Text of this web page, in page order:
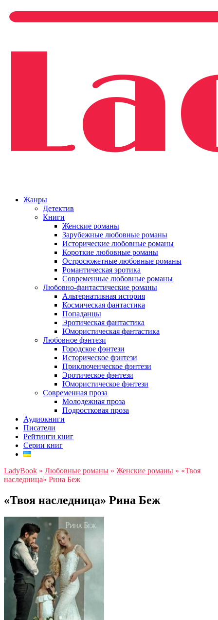
Жанры
Детектив
Книги
Женские романы
Зарубежные любовные романы
Исторические любовные романы
Короткие любовные романы
Остросюжетные любовные романы
Романтическая эротика
Современные любовные романы
Любовно-фантастические романы
Альтернативная история
Космическая фантастика
Попаданцы
Эротическая фантастика
Юмористическая фантастика
Любовное фэнтези
Городское фэнтези
Историческое фэнтези
Приключенческое фэнтези
Эротическое фэнтези
Юмористическое фэнтези
Современная проза
Молодежная проза
Подростковая проза
Аудиокниги
Писатели
Рейтинги книг
Серии книг
LadyBook » Любовные романы » Женские романы » «Твоя
наследница» Рина Беж
«Твоя наследница» Рина Беж